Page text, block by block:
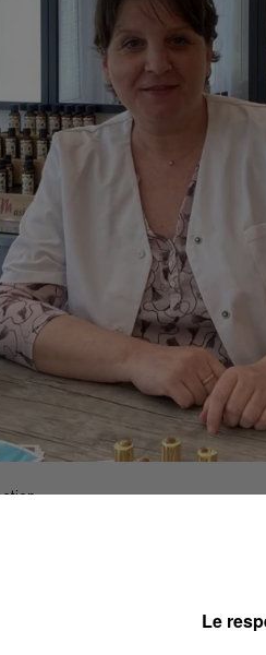
ET DANS
PERTE DE GOUT ET
UNE VIE SOCIALE
Le